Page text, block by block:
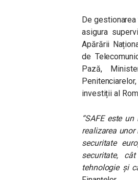
De
asigura
Apărării
de
Pază,
investiții al
“SAFE este
realizarea
securitate
securitate,
tehnologie și